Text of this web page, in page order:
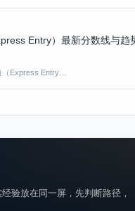
Entry）最新分数线与趋
Express Entry…
验放在同一屏，先判断路径，